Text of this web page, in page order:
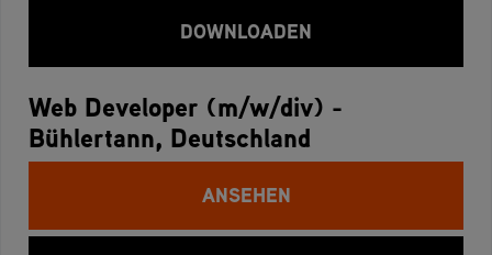
DOWNLOADEN
Web Developer (m/w/div) -
Bühlertann, Deutschland
ANSEHEN